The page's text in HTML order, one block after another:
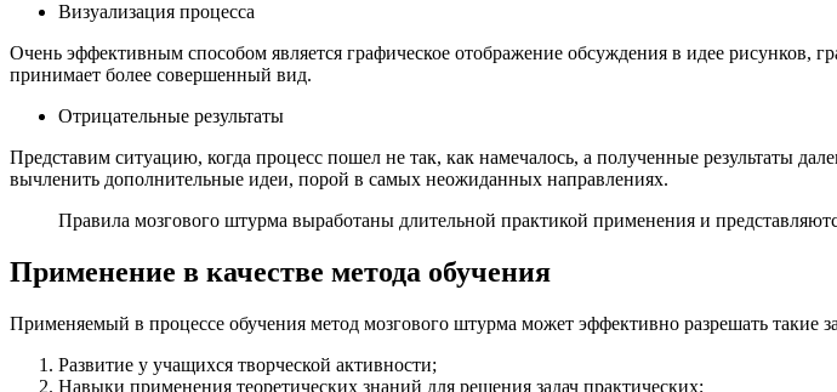
Визуализация процесса
Очень эффективным способом является графическое отображение обсуждения в идее рисунков,
принимает более совершенный вид.
Отрицательные результаты
Представим ситуацию, когда процесс пошел не так, как намечалось, а полученные результаты
вычленить дополнительные идеи, порой в самых неожиданных направлениях.
Правила мозгового штурма выработаны длительной практикой применения и
Применение в качестве метода обучения
Применяемый в процессе обучения метод мозгового штурма может эффективно разрешать такие
Развитие у учащихся творческой активности;
Навыки применения теоретических знаний для решения задач практических;